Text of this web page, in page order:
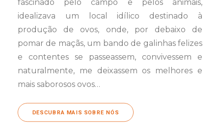
fascinado pelo campo e pelos animais,
idealizava um local idílico destinado à
produção de ovos, onde, por debaixo de
pomar de maçãs, um bando de galinhas felizes
e contentes se passeassem, convivessem e
naturalmente, me deixassem os melhores e
mais saborosos ovos…
DESCUBRA MAIS SOBRE NÓS